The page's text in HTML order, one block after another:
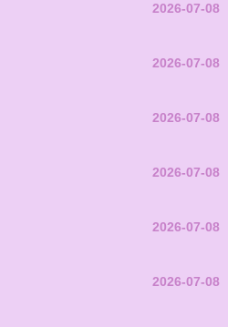
2026-07-08
2026-07-08
2026-07-08
2026-07-08
2026-07-08
2026-07-08